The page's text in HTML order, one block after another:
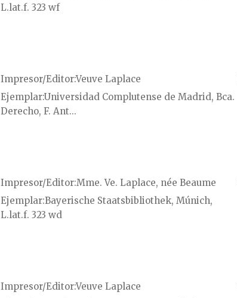
L.lat.f. 323 wf
Impresor/EditorVeuve Laplace
EjemplarUniversidad Complutense de Madrid, Bca.
Derecho, F. Ant...
Impresor/Editor Mme. Ve. Laplace, née Beaume
Ejemplar Bayerische Staatsbibliothek, Múnich,
L.lat.f. 323 wd
Impresor/EditorVeuve Laplace